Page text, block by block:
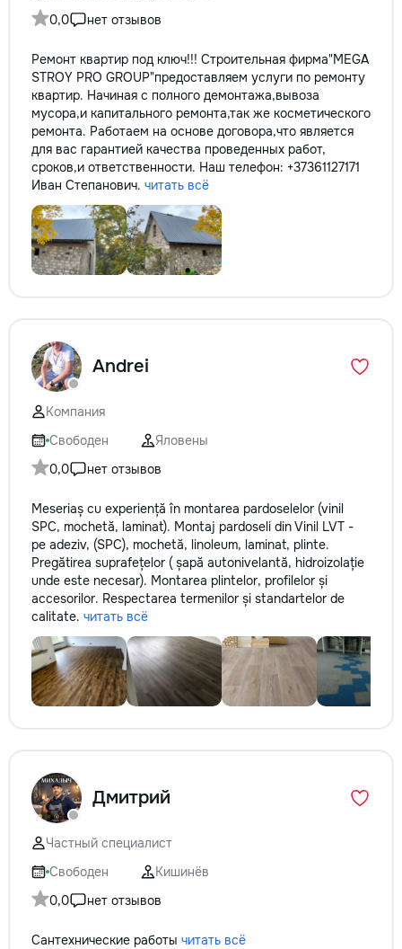
0,0
нет отзывов
Ремонт квартир под ключ!!! Строительная фирма"MEGA
STROY PRO GROUP"предоставляем услуги по ремонту
квартир. Начиная с полного демонтажа,вывоза
мусора,и капитального ремонта,так же косметического
ремонта. Работаем на основе договора,что является
для вас гарантией качества проведенных работ,
сроков,и ответственности. Наш телефон: +37361127171
Иван Степанович. читать всё
Andrei
Компания
Свободен
Яловены
0,0
нет отзывов
Meseriaș cu experiență în montarea pardoselelor (vinil
SPC, mochetă, laminat). Montaj pardoseli din Vinil LVT -
pe adeziv, (SPC), mochetă, linoleum, laminat, plinte.
Pregătirea suprafețelor ( șapă autonivelantă, hidroizolație
unde este necesar). Montarea plintelor, profilelor și
accesorilor. Respectarea termenilor și standartelor de
calitate. читать всё
Дмитрий
Частный специалист
Свободен
Кишинёв
0,0
нет отзывов
Сантехнические работы читать всё